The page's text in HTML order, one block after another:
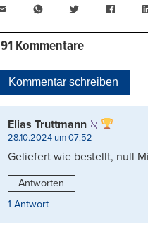
WhatsAppTwitter
91 Kommentare
Kommentar schreiben
Elias Truttmann
28.10.2024 um 07:52
Geliefert wie bestellt, null
Antworten
1 Antwort